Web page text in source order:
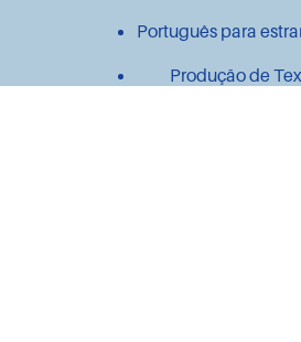
Português para
Produção de